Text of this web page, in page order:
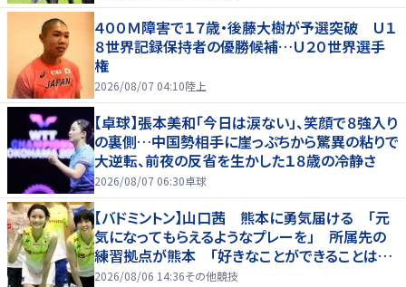
４００Ｍ障害で１７歳・後藤大樹が予選突破 Ｕ１
８世界記録保持者の優勝候補…Ｕ２０世界選手
権
2026/08/07 04:10陸上
【卓球】張本美和「今日は涙ない」、笑顔で８強入り
の裏側…中国勢相手に崖っぷちから驚異の粘りで
大逆転、前夜の反省を生かした１８歳の冷静さ
2026/08/07 06:30卓球
【バドミントン】山口茜 熊本に勇気届ける 「元
気になってもらえるようなプレーを」 所属先の
練習拠点が熊本 「好きなことができることは当
たり前じゃない」
2026/08/06 14:36その他競技